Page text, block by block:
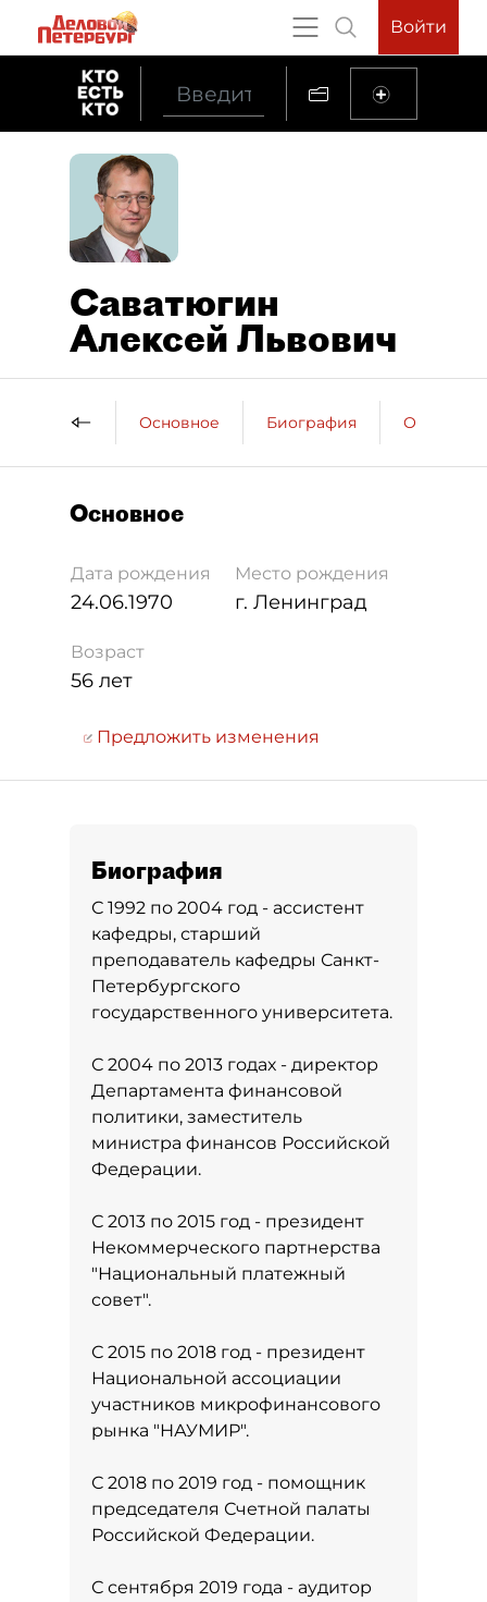
Войти
Саватюгин
Алексей Львович
Основное Биография
Основное
Дата рождения
24.06.1970
Место рождения
г. Ленинград
Возраст
56 лет
Предложить изменения
Биография
С 1992 по 2004 год - ассистент
кафедры, старший
преподаватель кафедры Санкт-
Петербургского
государственного университета.
С 2004 по 2013 годах - директор
Департамента финансовой
политики, заместитель
министра финансов Российской
Федерации.
С 2013 по 2015 год - президент
Некоммерческого партнерства
"Национальный платежный
совет".
С 2015 по 2018 год - президент
Национальной ассоциации
участников микрофинансового
рынка "НАУМИР".
С 2018 по 2019 год - помощник
председателя Счетной палаты
Российской Федерации.
С сентября 2019 года - аудитор